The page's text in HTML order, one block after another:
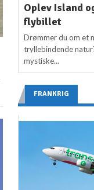
Oplev Island
flybillet
Drømmer du om et
tryllebindende
mystiske...
FRANKRIG